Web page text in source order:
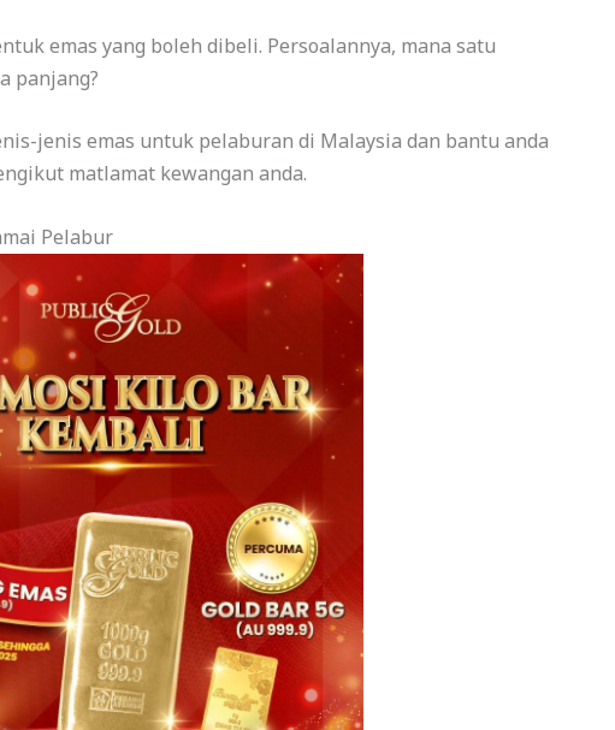
emas yang boleh dibeli. Persoalannya, mana satu
panjang?
jenis emas untuk pelaburan di Malaysia dan bantu anda
matlamat kewangan anda.
Pelabur